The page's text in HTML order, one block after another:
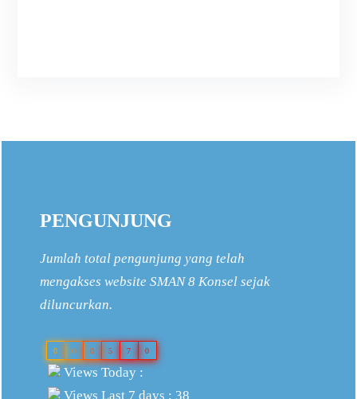
PENGUNJUNG
Jumlah total pengunjung yang telah
mengakses website SMAN 8 Konsel sejak
diluncurkan.
0 0 0 5 7 0
Views Today :
Views Last 7 days : 38